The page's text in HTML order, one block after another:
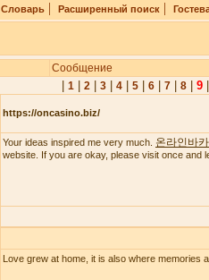
Словарь| Расширенный поиск|
Сообщение
1| 2| 3| 4| 5| 6| 7| 8| 9|
https://oncasino.biz/
Your ideas inspired me very much. 온라인바
website. If you are okay, please visit once and
Love grew at home, it is also where memories